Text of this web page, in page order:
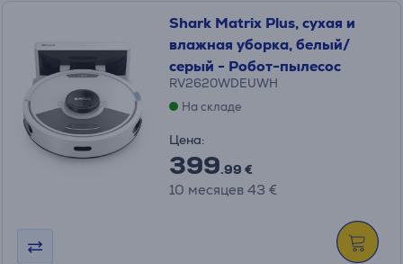
Shark Matrix Plus, сухая и
влажная уборка, белый/
серый - Робот-пылесос
RV2620WDEUWH
На складе
Цена:
399.99 €
10 месяцев 43 €